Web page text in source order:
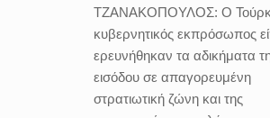
ΤΖΑΝΑΚΟΠΟΥΛΟΣ: Ο
κυβερνητικός εκπρόσωπος
ερευνήθηκαν τα αδικήματα
εισόδου σε απαγορευμένη
στρατιωτική ζώνη και της